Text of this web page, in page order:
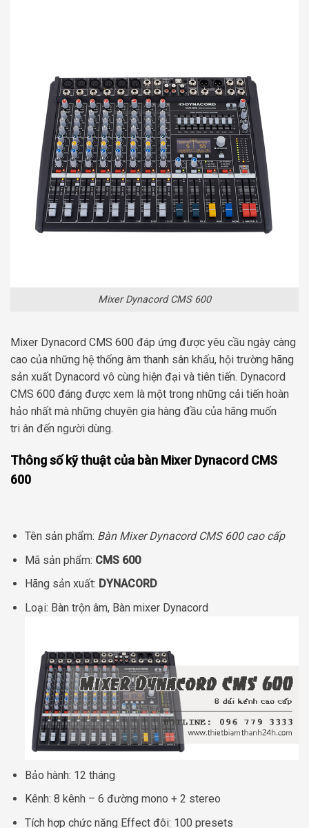
Mixer Dynacord CMS 600
Mixer Dynacord CMS 600 đáp ứng được yêu cầu ngày càng
cao của những hệ thống âm thanh sân khấu, hội trường hãng
sản xuất Dynacord vô cùng hiện đại và tiên tiến. Dynacord
CMS 600 đáng được xem là một trong những cải tiến hoàn
hảo nhất mà những chuyên gia hàng đầu của hãng muốn
tri ân đến người dùng.
Thông số kỹ thuật của bàn Mixer Dynacord CMS
600
Tên sản phẩm: Bàn Mixer Dynacord CMS 600 cao cấp
Mã sản phẩm: CMS 600
Hãng sản xuất: DYNACORD
Loại: Bàn trộn âm, Bàn mixer Dynacord
Bảo hành: 12 tháng
Kênh: 8 kênh – 6 đường mono + 2 stereo
Tích hợp chức năng Effect đôi: 100 presets